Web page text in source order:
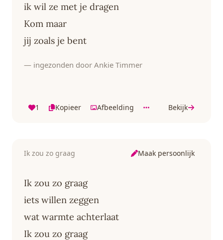
ik wil ze met je dragen
Kom maar
jij zoals je bent
— ingezonden door Ankie Timmer
1 Kopieer Afbeelding Bekijk
Ik zou zo graag Maak persoonlijk
Ik zou zo graag
iets willen zeggen
wat warmte achterlaat
Ik zou zo graag